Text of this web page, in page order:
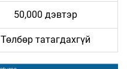
50,000 дэвтэр
Төлбөр татагдахгүй